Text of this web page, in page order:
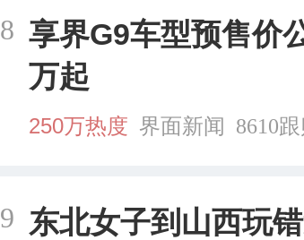
8 享界G9车型预售价
万起
250万热度 界面新闻 8610
9 东北女子到山西玩